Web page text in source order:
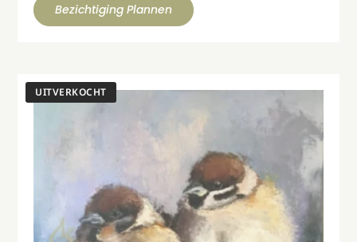
Bezichtiging Plannen